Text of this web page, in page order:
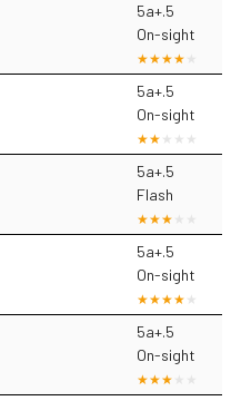
5a+.5
On-sight
5a+.5
On-sight
5a+.5
Flash
5a+.5
On-sight
5a+.5
On-sight